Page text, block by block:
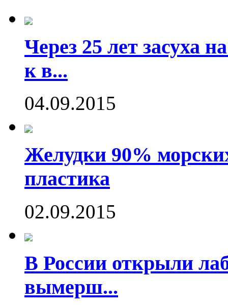
Через 25 лет засуха
к в...
04.09.2015
Желудки 90%
пластика
02.09.2015
В России открыли
вымерш...